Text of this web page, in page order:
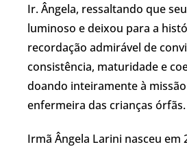
Ir. Ângela, ressaltando que
luminoso e deixou para a
recordação admirável de
consistência, maturidade e
doando inteiramente à
enfermeira das crianças órfãs.
Irmã Ângela Larini nasceu em